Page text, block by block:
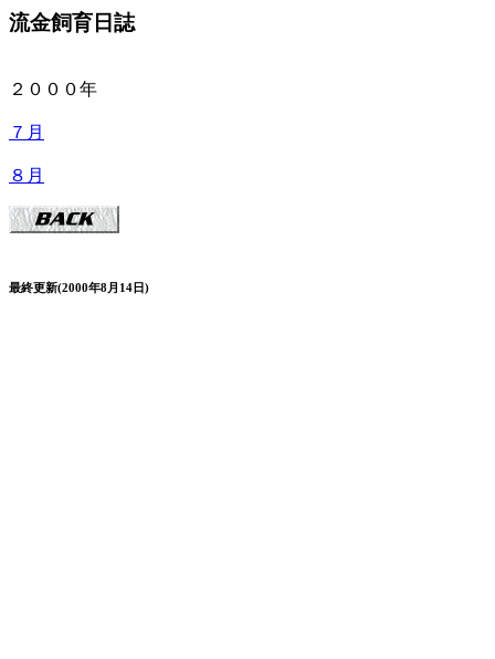
流金飼育日誌
２０００年
７月
８月
最終更新(2000年8月14日)